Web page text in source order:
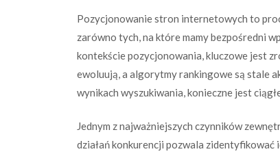
Pozycjonowanie stron internetowych to
zarówno tych, na które mamy bezpośredni
kontekście pozycjonowania, kluczowe jest
ewoluują, a algorytmy rankingowe są stale
wynikach wyszukiwania, konieczne jest
Jednym z najważniejszych czynników
działań konkurencji pozwala zidentyfikować